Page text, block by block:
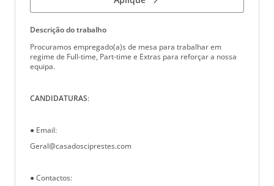
Descrição do trabalho
Procuramos empregado(a)s de mesa para trabalhar em
regime de Full-time, Part-time e Extras para reforçar a nossa
equipa.
CANDIDATURAS:
● Email:
Geral@casadosciprestes.com
● Contactos: